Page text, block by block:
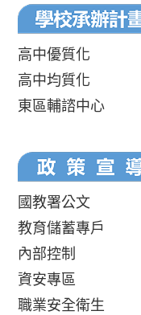
高中優質化
高中均質化
東區輔諮中心
國教署公文
教育儲蓄專戶
內部控制
資安專區
職業安全衛生